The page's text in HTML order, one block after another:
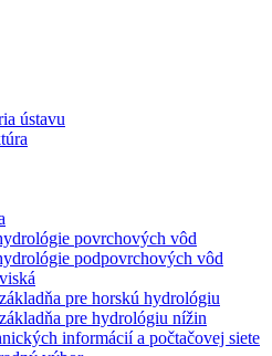
ústavu
povrchových vôd
podpovrchových vôd
pre horskú hydrológiu
pre hydrológiu nížin
informácií a počtačovej siete